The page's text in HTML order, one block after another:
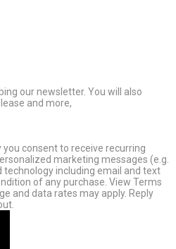
our newsletter. You will also
and more,
you consent to receive recurring
marketing messages (e.g.
including email and text
of any purchase. View Terms
and data rates may apply. Reply